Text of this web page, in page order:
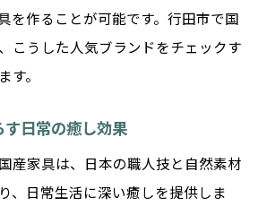
が光る行田市の国産家具を探る
ける心温まる国産家具
見つける伝統技術を活かした家具
のクラフトマンシップを知る旅
を作ることが可能です。行田市で国
こうした人気ブランドをチェックす
す。
日常の癒し効果
産家具は、日本の職人技と自然素材
、日常生活に深い癒しを提供しま